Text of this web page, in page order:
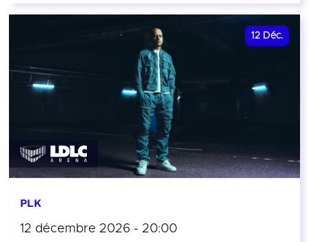
12 Déc.
PLK
12 décembre 2026 - 20:00